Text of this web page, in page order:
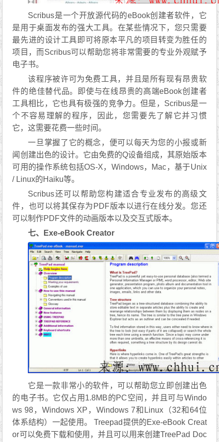
Scribus是一个开放源代码的eBook创建者软件，它
是用于桌面发布的强大工具。在某些情况下，您只需要
最先进的设计工具即可将原本平凡的项目转变为胜任的
项目，而Scribus可以帮助您将非常需要的专业外观赋予
电子书。
该程序被许可为免费工具，并且是所有现有昂贵软
件的绝佳替代品。即使与在线昂贵的高端eBook创建者
工具相比，它也具有极强的竞争力。但是，Scribus是一
个不容易理解的程序，因此，您需要先了解它并习惯
它，这需要花费一些时间。
一旦掌握了它的概念，便可以每天为您的小报或新
闻创建出色的设计。它由免费的Q设备组成，其原始版本
可用的操作系统包括OS-X，Windows，Mac，基于Unix
/ Linux的Haiku等。
Scribus还可以帮助您构建适合专业发布的高级文
件，也可以将其保存为PDF版本以进行在线分发。您还
可以制作PDF文件的动画版本以及交互式版本。
七、Exe-eBook Creator
它是一款非常小的软件，可以帮助您立即创建出色
的电子书。它仅占用1.8MB的PC空间，并且可与Windo
ws 98，Windows XP，Windows 7和Linux（32和64位
体系结构）一起使用。 Treepad提供的Exe-eBook Creat
or可以免费下载和使用，并且可以用来创建TreePad Doc